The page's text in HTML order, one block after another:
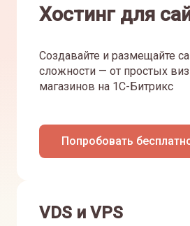
Хостинг для
Создавайте и размещайте
сложности — от простых
магазинов на 1С-Битрикс
Попробовать
VDS и VPS